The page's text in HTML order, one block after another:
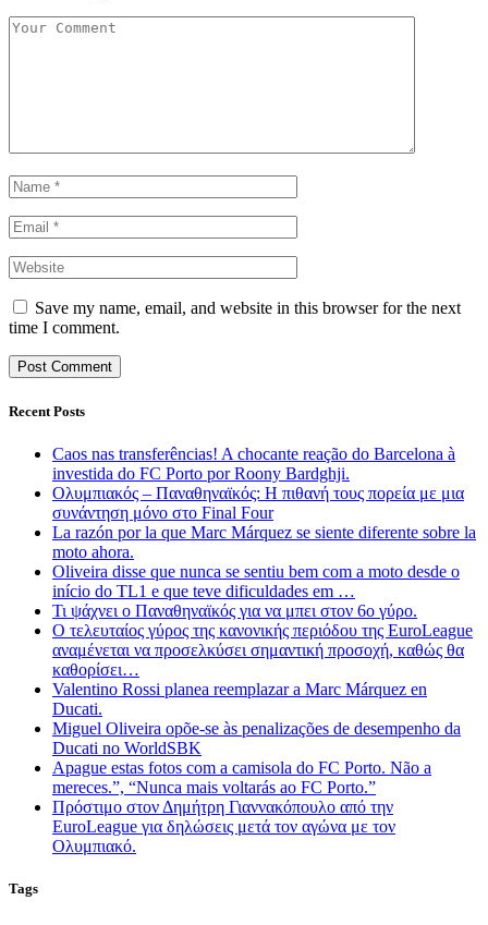
Save my name, email, and website in this browser for the next
time I comment.
Recent Posts
Caos nas transferências! A chocante reação do Barcelona à
investida do FC Porto por Roony Bardghji.
Ολυμπιακός – Παναθηναϊκός: Η πιθανή τους πορεία με μια
συνάντηση μόνο στο Final Four
La razón por la que Marc Márquez se siente diferente sobre la
moto ahora.
Oliveira disse que nunca se sentiu bem com a moto desde o
início do TL1 e que teve dificuldades em …
Τι ψάχνει ο Παναθηναϊκός για να μπει στον 6ο γύρο.
Ο τελευταίος γύρος της κανονικής περιόδου της EuroLeague
αναμένεται να προσελκύσει σημαντική προσοχή, καθώς θα
καθορίσει…
Valentino Rossi planea reemplazar a Marc Márquez en
Ducati.
Miguel Oliveira opõe-se às penalizações de desempenho da
Ducati no WorldSBK
Apague estas fotos com a camisola do FC Porto. Não a
mereces.”, “Nunca mais voltarás ao FC Porto.”
Πρόστιμο στον Δημήτρη Γιαννακόπουλο από την
EuroLeague για δηλώσεις μετά τον αγώνα με τον
Ολυμπιακό.
Tags